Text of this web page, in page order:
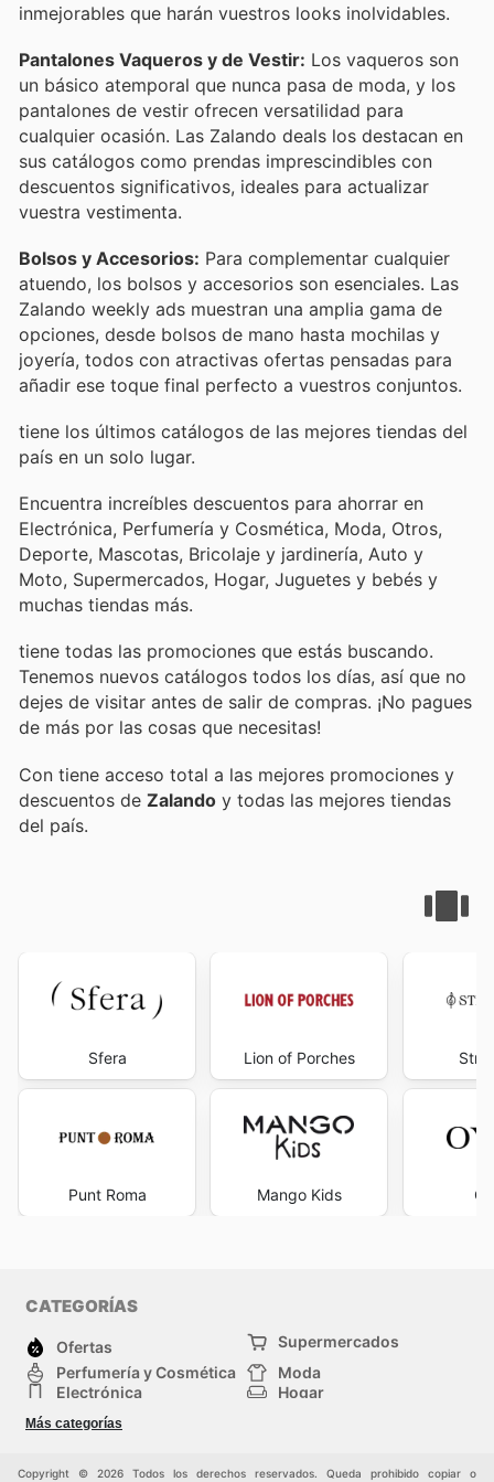
inmejorables que harán vuestros looks inolvidables.
Pantalones Vaqueros y de Vestir: Los vaqueros son
un básico atemporal que nunca pasa de moda, y los
pantalones de vestir ofrecen versatilidad para
cualquier ocasión. Las Zalando deals los destacan en
sus catálogos como prendas imprescindibles con
descuentos significativos, ideales para actualizar
vuestra vestimenta.
Bolsos y Accesorios: Para complementar cualquier
atuendo, los bolsos y accesorios son esenciales. Las
Zalando weekly ads muestran una amplia gama de
opciones, desde bolsos de mano hasta mochilas y
joyería, todos con atractivas ofertas pensadas para
añadir ese toque final perfecto a vuestros conjuntos.
tiene los últimos catálogos de las mejores tiendas del
país en un solo lugar.
Encuentra increíbles descuentos para ahorrar en
Electrónica, Perfumería y Cosmética, Moda, Otros,
Deporte, Mascotas, Bricolaje y jardinería, Auto y
Moto, Supermercados, Hogar, Juguetes y bebés y
muchas tiendas más.
tiene todas las promociones que estás buscando.
Tenemos nuevos catálogos todos los días, así que no
dejes de visitar antes de salir de compras. ¡No pagues
de más por las cosas que necesitas!
Con tiene acceso total a las mejores promociones y
descuentos de Zalando y todas las mejores tiendas
del país.
Sfera
Punt Roma
Lion of Porches
Mango Kids
CATEGORÍAS
Ofertas
Supermercados
Perfumería y Cosmética
Moda
Electrónica
Hogar
Deporte
Juguetes y bebés
Más categorías
Copyright © 2026 Todos los derechos reservados. Queda prohibido copiar o